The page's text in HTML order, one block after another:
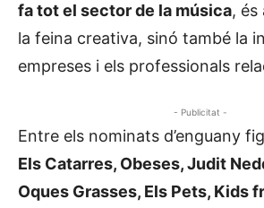
fa tot el sector de la música, és
la feina creativa, sinó també la
empreses i els professionals
- Publicitat -
Entre els nominats d’enguany
Els Catarres, Obeses, Judit
Oques Grasses, Els Pets, Kids